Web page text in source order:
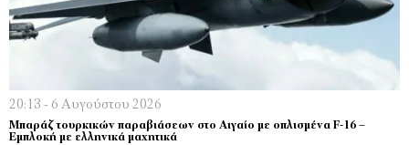
20:13 - 6 Αυγούστου 2026
Μπαράζ τουρκικών παραβιάσεων στο Αιγαίο με οπλισμένα F-16 –
Εμπλοκή με ελληνικά μαχητικά